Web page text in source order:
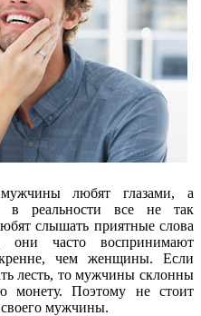
любят глазами, а
реальности все не так
слышать приятные слова
часто воспринимают
чем женщины. Если
лесть, то мужчины склонны
монету. Поэтому не стоит
мужчины.